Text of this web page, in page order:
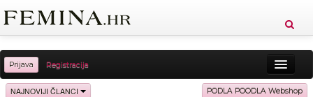
Prijava Registracija
Sreća Zdravlje Vitkost
NAJNOVIJI ČLANCI PODLA POODLA Webshop